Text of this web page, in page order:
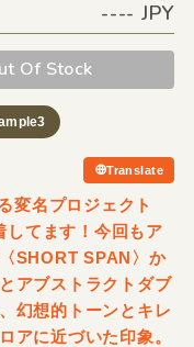
---- JPY
Of Stock
Translate
変名プロジェクト
してます！今回もア
SHORT SPAN〉か
アブストラクトダブ
幻想的トーンとキレ
アに近づいた印象。